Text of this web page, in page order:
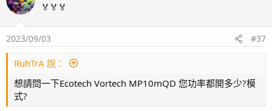
🏅🏅🏅
2023/09/03 #37
RuhTrA 說：
想請問一下Ecotech Vortech MP10mQD 您功率都開多少?模
式?